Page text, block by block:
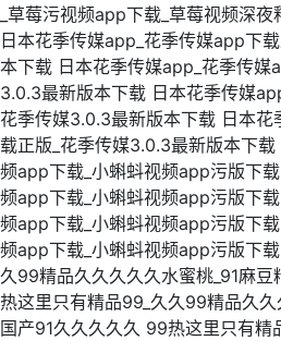
_草莓污视频app下载_草莓视频深
日本花季传媒app_花季传媒app下
本下载 日本花季传媒app_花季传媒
3.0.3最新版本下载 日本花季传媒
花季传媒3.0.3最新版本下载 日本花
载正版_花季传媒3.0.3最新版本下载
频app下载_小蝌蚪视频app污版下载
频app下载_小蝌蚪视频app污版下载
频app下载_小蝌蚪视频app污版下载
频app下载_小蝌蚪视频app污版下载
久99精品久久久久久水蜜桃_91麻豆
热这里只有精品99_久久99精品久
国产91久久久久久 99热这里只有精